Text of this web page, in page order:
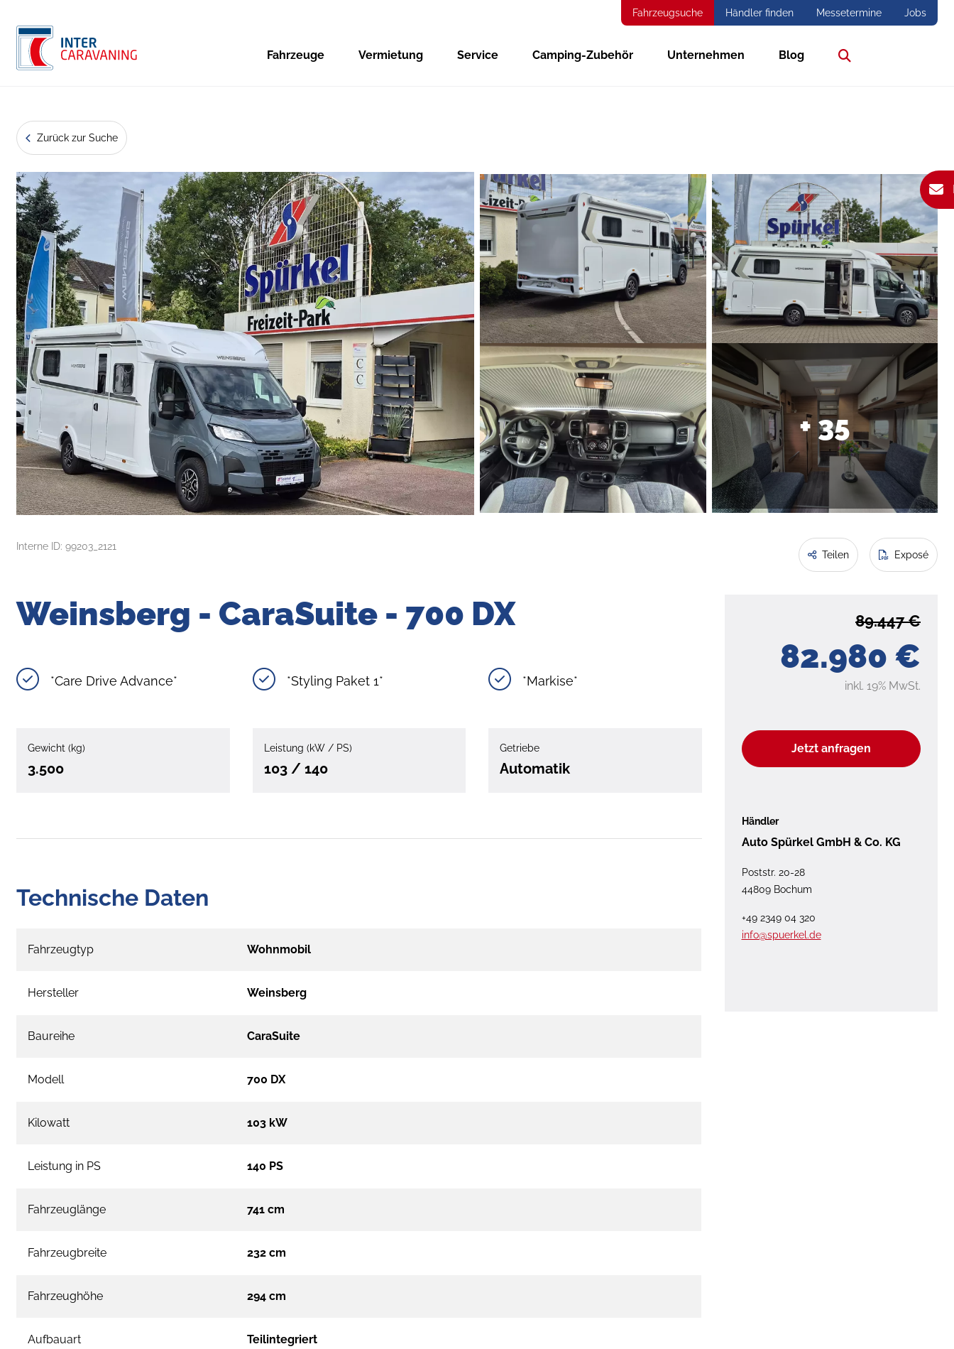
Fahrzeugsuche Händler finden Messetermine Jobs
Fahrzeuge Vermietung Service Camping-Zubehör Unternehmen Blog
Zurück zur Suche
+ 35
Interne ID: 99203_2121
Teilen Exposé
82.980 €
89.447 €
inkl. 19% MwSt.
Jetzt anfragen
Händler
Auto Spürkel GmbH & Co. KG
Poststr. 20-28
44809 Bochum
+49 2349 04 320
info@spuerkel.de
Weinsberg - CaraSuite - 700 DX
*Care Drive Advance* *Styling Paket 1* *Markise*
Gewicht (kg)
3.500
Leistung (kW / PS)
103 / 140
Getriebe
Automatik
Technische Daten
Fahrzeugtyp Wohnmobil
Hersteller Weinsberg
Baureihe CaraSuite
Modell 700 DX
Kilowatt 103 kW
Leistung in PS 140 PS
Fahrzeuglänge 741 cm
Fahrzeugbreite 232 cm
Fahrzeughöhe 294 cm
Aufbauart Teilintegriert